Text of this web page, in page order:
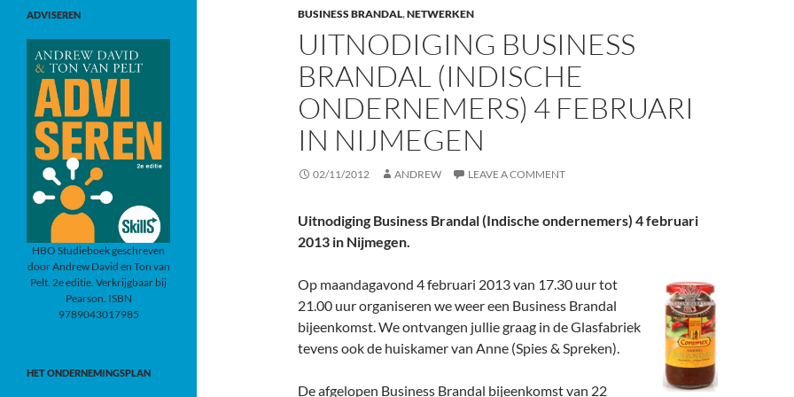
BUSINESS BRANDAL,NETWERKEN
UITNODIGING BUSINESS
BRANDAL (INDISCHE
ONDERNEMERS) 4 FEBRUARI
IN NIJMEGEN
02/11/2012 ANDREW LEAVE A COMMENT
Uitnodiging Business Brandal (Indische ondernemers) 4 februari
2013 in Nijmegen.
Op maandagavond 4 februari 2013 van 17.30 uur tot
21.00 uur organiseren we weer een Business Brandal
bijeenkomst. We ontvangen jullie graag in de Glasfabriek
tevens ook de huiskamer van Anne (Spies & Spreken).
De afgelopen Business Brandal bijeenkomst van 22
ADVISEREN
HBO Studieboek geschreven
door Andrew David en Ton van
Pelt. 2e editie. Verkrijgbaar bij
Pearson. ISBN
9789043017985
HET ONDERNEMINGSPLAN